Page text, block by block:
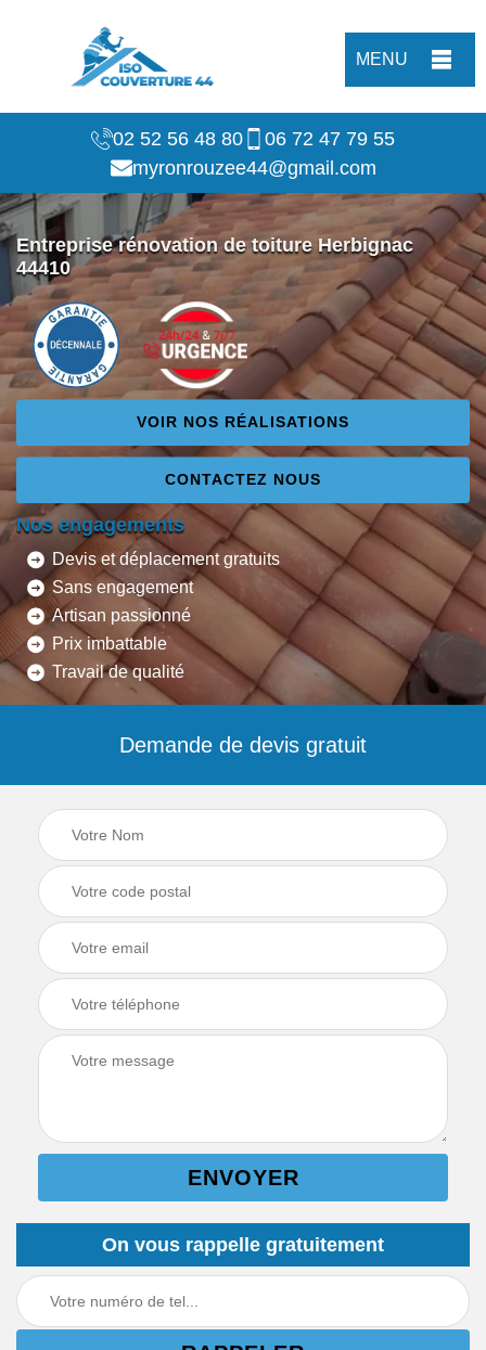
MENU
02 52 56 48 80
06 72 47 79 55
myronrouzee44@gmail.com
Entreprise rénovation de toiture Herbignac
44410
VOIR NOS RÉALISATIONS
CONTACTEZ NOUS
Nos engagements
Devis et déplacement gratuits
Sans engagement
Artisan passionné
Prix imbattable
Travail de qualité
Demande de devis gratuit
On vous rappelle gratuitement